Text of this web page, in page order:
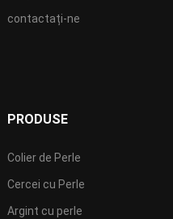
contactați-ne
PRODUSE
Colier de Perle
Cercei cu Perle
Argint cu perle